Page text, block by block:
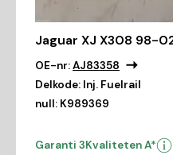
Jaguar XJ X308 98-
OE-nr:AJ83358
Delkode: Inj. Fuelrail
null: K989369
Garanti 3Kvaliteten A*